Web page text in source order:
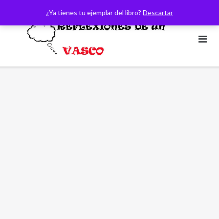
¿Ya tienes tu ejemplar del libro? Descartar
contenido